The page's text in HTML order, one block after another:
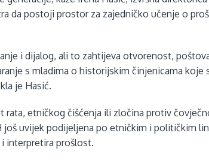
da postoji prostor za zajedničko učenje o
i dijalog, ali to zahtijeva otvorenost,
s mladima o historijskim činjenicama koje
je Hasić.
rata, etničkog čišćenja ili zločina protiv
još uvijek podijeljena po etničkim i političkim
interpretira prošlost.